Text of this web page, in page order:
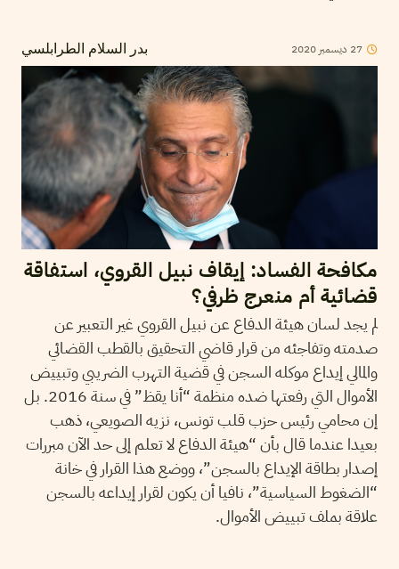
بدر السلام الطرابلسي 27 ديسمبر 2020
مكافحة الفساد: إيقاف نبيل القروي، استفاقة
قضائية أم منعرج ظرفي؟
لم يجد لسان هيئة الدفاع عن نبيل القروي غير التعبير عن
صدمته وتفاجئه من قرار قاضي التحقيق بالقطب القضائي
والمالي إيداع موكله السجن في قضية التهرب الضريبي وتبييض
الأموال التي رفعتها ضده منظمة “أنا يقظ” في سنة 2016. بل
إن محامي رئيس حزب قلب تونس، نزيه الصويعي، ذهب
بعيدا عندما قال بأن “هيئة الدفاع لا تعلم إلى حد الآن مبررات
إصدار بطاقة الإيداع بالسجن”، ووضع هذا القرار في خانة
“الضغوط السياسية”، نافيا أن يكون لقرار إيداعه بالسجن
علاقة بملف تبييض الأموال.